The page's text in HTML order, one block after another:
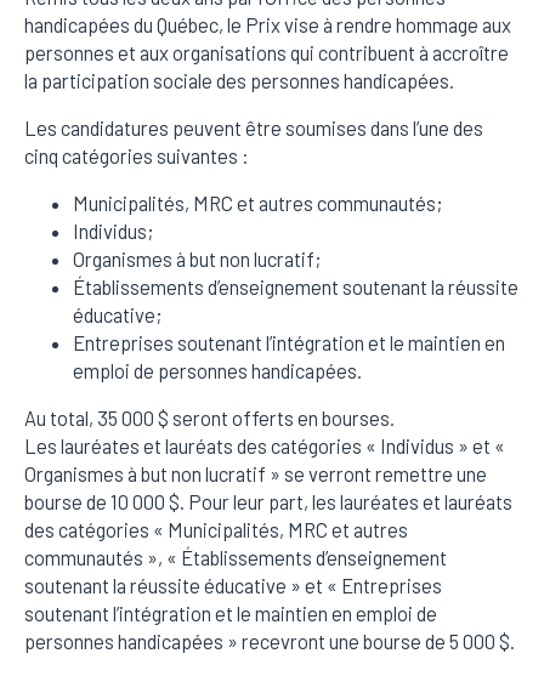
handicapées du Québec, le Prix vise à rendre hommage aux
personnes et aux organisations qui contribuent à accroître
la participation sociale des personnes handicapées.
Les candidatures peuvent être soumises dans l’une des
cinq catégories suivantes :
Municipalités, MRC et autres communautés;
Individus;
Organismes à but non lucratif;
Établissements d’enseignement soutenant la réussite
éducative;
Entreprises soutenant l’intégration et le maintien en
emploi de personnes handicapées.
Au total, 35 000 $ seront offerts en bourses.
Les lauréates et lauréats des catégories « Individus » et «
Organismes à but non lucratif » se verront remettre une
bourse de 10 000 $. Pour leur part, les lauréates et lauréats
des catégories « Municipalités, MRC et autres
communautés », « Établissements d’enseignement
soutenant la réussite éducative » et « Entreprises
soutenant l’intégration et le maintien en emploi de
personnes handicapées » recevront une bourse de 5 000 $.